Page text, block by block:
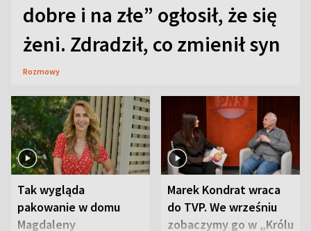
dobre i na złe” ogłosił, że się
żeni. Zdradził, co zmienił syn
Rozmowy
Tak wygląda
pakowanie w domu
Magdaleny
Marek Kondrat wraca
do TVP. We wrześniu
zobaczymy go w „Królu